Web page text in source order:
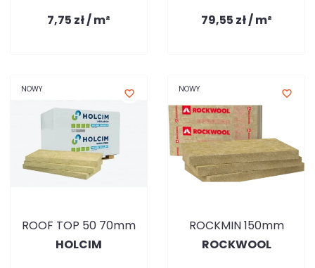
7,75 zł / m² 79,55 zł / m²
NOWY favorite_border
ROOF TOP 50 70mm
HOLCIM
NOWY favorite_border
ROCKMIN 150mm
ROCKWOOL